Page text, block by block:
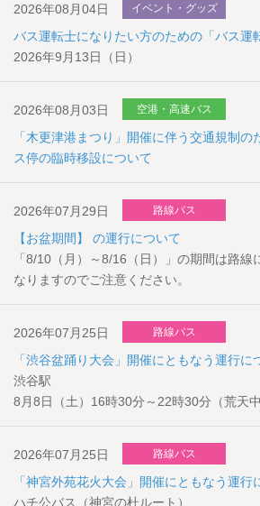
2026年08月04日 イベント・グッズ
バス運転士になりたい方のための「バス運
2026年9月13日（日）
2026年08月03日 空港・高速バス
「木更津港まつり」開催に伴う交通規制
ス停の臨時移設について
2026年07月29日 路線バス
【お盆期間】 の運行について
「8/10（月）～8/16（日）」の期間は路線
なりますのでご注意ください。
2026年07月25日 路線バス
「渋谷盆踊り大会」開催にともなう運行に
渋谷駅
8月8日（土）16時30分～22時30分（荒天中
2026年07月25日 路線バス
「神宮外苑花火大会」開催にともなう運行
ハチ公バス（神宮の杜ルート）